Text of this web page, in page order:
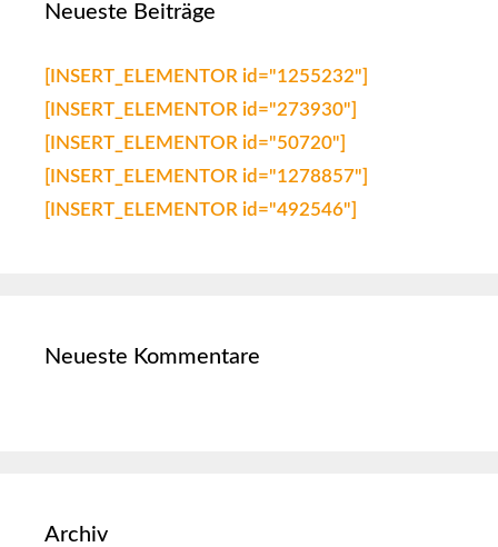
Neueste Beiträge
[INSERT_ELEMENTOR id="1255232"]
[INSERT_ELEMENTOR id="273930"]
[INSERT_ELEMENTOR id="50720"]
[INSERT_ELEMENTOR id="1278857"]
[INSERT_ELEMENTOR id="492546"]
Neueste Kommentare
Archiv